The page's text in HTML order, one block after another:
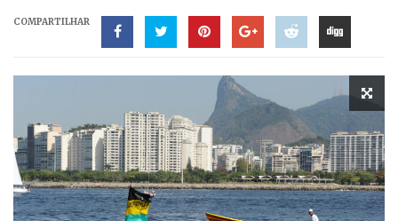
COMPARTILHAR